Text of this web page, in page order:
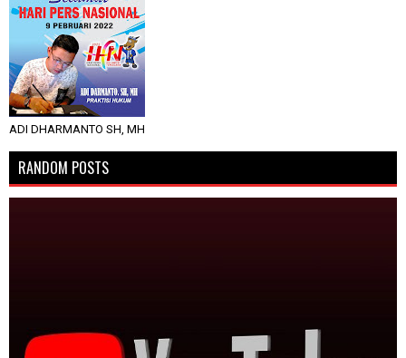
ADI DHARMANTO SH, MH
RANDOM POSTS